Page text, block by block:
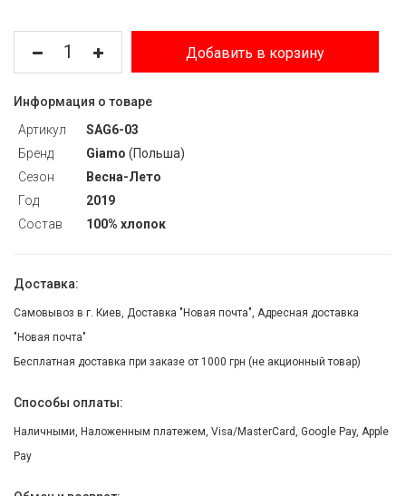
Добавить в корзину
Информация о товаре
Артикул
SAG6-03
Бренд
Giamo (Польша)
Сезон
Весна-Лето
Год
2019
Состав
100% хлопок
Доставка:
Самовывоз в г. Киев, Доставка "Новая почта", Адресная доставка
"Новая почта"
Бесплатная доставка при заказе от 1000 грн (не акционный товар)
Способы оплаты:
Наличными, Наложенным платежем, Visa/MasterCard, Google Pay, Apple
Pay